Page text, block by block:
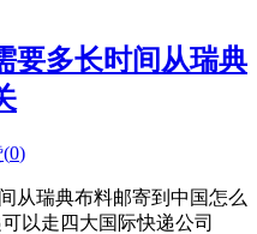
要多长时间从瑞典
(0)
从瑞典布料邮寄到中国怎么
以走四大国际快递公司